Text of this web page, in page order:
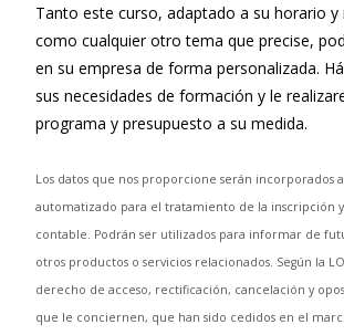
Tanto este curso, adaptado a su horario y
como cualquier otro tema que precise,
en su empresa de forma personalizada.
sus necesidades de formación y le
programa y presupuesto a su medida.
Los datos que nos proporcione serán incorporados
automatizado para el tratamiento de la inscripción y
contable. Podrán ser utilizados para informar de
otros productos o servicios relacionados. Según la
derecho de acceso, rectificación, cancelación y
que le conciernen, que han sido cedidos en el